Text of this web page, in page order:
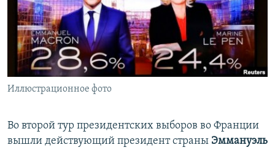
ПРОПАВШИЕ БЕЗ ВЕСТИ
ПОБЕДИТЕЛЕЙ НЕ СУДЯТ?
КРЫМ.НЕПОКОРЕННЫЙ
ELIFBE
УКРАИНСКАЯ ПРОБЛЕМА КРЫМА
ПРИСОЕДИНЯЙТЕСЬ!
Иллюстрационное фото
Во второй тур президентских выборов во Франции
вышли действующий президент страны Эммануэль